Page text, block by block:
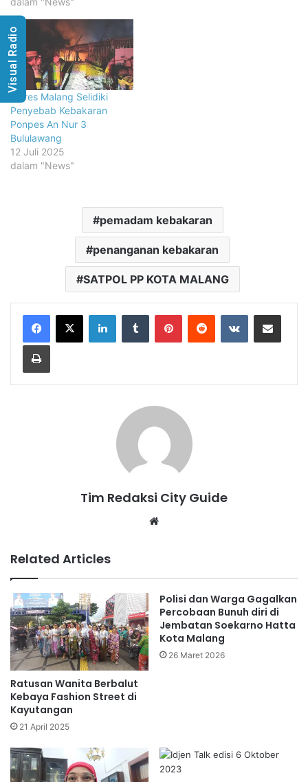
Polres Malang Selidiki
Penyebab Kebakaran
Ponpes An Nur 3
Bululawang
12 Juli 2025
dalam "News"
pemadam kebakaran
penanganan kebakaran
SATPOL PP KOTA MALANG
LinkedInTumblr PinterestReddit VKontakteShare via Email
Print
Tim Redaksi City Guide
Related Articles
Ratusan Wanita Berbalut
Kebaya Fashion Street di
Kayutangan
21 April 2025
Polisi dan Warga Gagalkan
Percobaan Bunuh diri di
Jembatan Soekarno Hatta
Kota Malang
26 Maret 2026
Visual Radio